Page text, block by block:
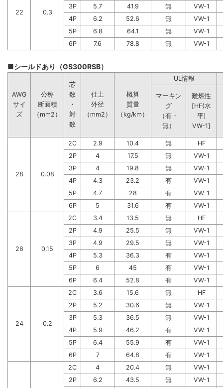
22 0.3
3P
5.7 41.9 無
VW-1
4P
6.2 52.6 無
VW-1
5P
6.8 64.1 無
VW-1
6P
7.6 78.8 無 VW-1
■シールドあり（GS300RSB）
AWG
サイ
ズ
公称
断面積
（mm2）
芯
数
・
対
数
仕上
外径
（mm2）
概算
質量
（kg/km）
UL情報
マーキン
グ
（有・
無）
難燃性
[HF(水
平)
VW-1]
28 0.08
2C 2.9 10.4 無
HF
2P
4 17.5 無
VW-1
3P
4 19.8 無
VW-1
4P
4.3 23.2 有
VW-1
5P
4.7 28 有
VW-1
6P
5 31.6 有 VW-1
26 0.15
2C 3.4 13.5 無
HF
2P
4.9 25.5 無
VW-1
3P
4.9 29.5 無
VW-1
4P
5.3 36.3 有
VW-1
5P
6 45 有
VW-1
6P
6.4 52.8 有 VW-1
24 0.2
2C 3.6 15.6 無
HF
2P
5.2 30.6 無
VW-1
3P
5.3 36.5 無
VW-1
4P
5.9 46.2 有
VW-1
5P
6.4 55.9 有
VW-1
6P
7 64.8 有 VW-1
2C 4 20.4 無
VW-1
2P
6.2 43.5 無
VW-1